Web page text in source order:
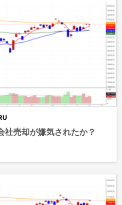
社売却が嫌気されたか？